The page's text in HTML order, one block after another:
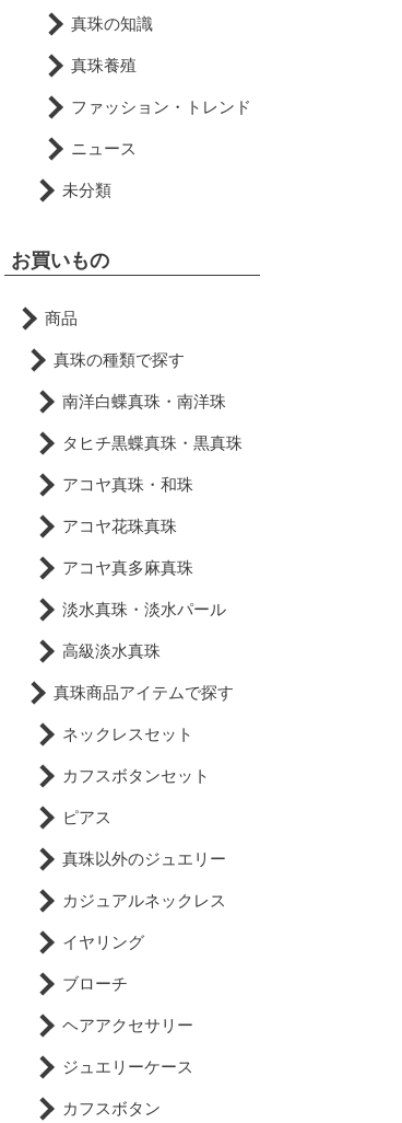
真珠の知識
真珠養殖
ファッション・トレンド
ニュース
未分類
お買いもの
商品
真珠の種類で探す
南洋白蝶真珠・南洋珠
タヒチ黒蝶真珠・黒真珠
アコヤ真珠・和珠
アコヤ花珠真珠
アコヤ真多麻真珠
淡水真珠・淡水パール
高級淡水真珠
真珠商品アイテムで探す
ネックレスセット
カフスボタンセット
ピアス
真珠以外のジュエリー
カジュアルネックレス
イヤリング
ブローチ
ヘアアクセサリー
ジュエリーケース
カフスボタン